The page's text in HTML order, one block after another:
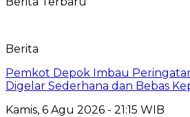
Berita
Pemkot Depok Imbau
Digelar Sederhana dan Bebas
Kamis, 6 Agu 2026 - 21:15 WIB